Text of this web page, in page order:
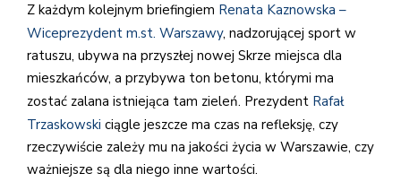
Z każdym kolejnym briefingiem Renata Kaznowska –
Wiceprezydent m.st. Warszawy, nadzorującej sport w
ratuszu, ubywa na przyszłej nowej Skrze miejsca dla
mieszkańców, a przybywa ton betonu, którymi ma
zostać zalana istniejąca tam zieleń. Prezydent Rafał
Trzaskowski ciągle jeszcze ma czas na refleksję, czy
rzeczywiście zależy mu na jakości życia w Warszawie, czy
ważniejsze są dla niego inne wartości.